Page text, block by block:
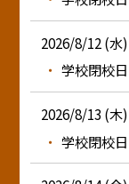
2026/8/12 (水)
学校閉校日
2026/8/13 (木)
学校閉校日